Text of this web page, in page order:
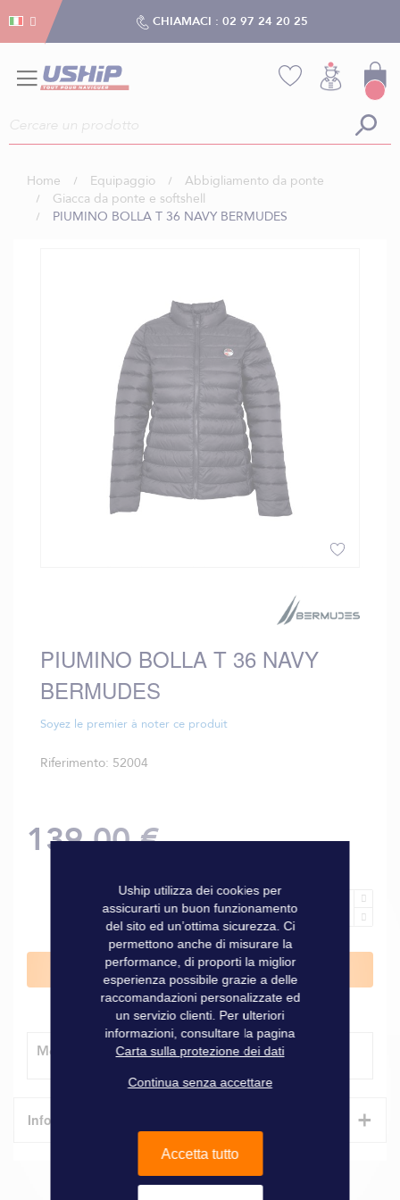
CHIAMACI : 02 97 24 20 25
Home Equipaggio
Abbigliamento da ponte
Giacca da ponte e softshell
PIUMINO BOLLA T 36 NAVY BERMUDES
di
immagini
PIUMINO BOLLA T 36 NAVY
BERMUDES
Soyez le premier à noter ce produit
Riferimento 52004
139,00 €
Aggiungi al Carrello
Modalità di consegna
Informazioni tecniche +
Caratteristiche
Gestion dei cookies
Uship utilizza dei cookies per
assicurarti un buon funzionamento
del sito ed un’ottima sicurezza. Ci
permettono anche di misurare la
performance, di proporti la miglior
esperienza possibile grazie a delle
raccomandazioni personalizzate ed
un servizio clienti. Per ulteriori
informazioni, consultare la pagina
Carta sulla protezione dei dati
Continua senza accettare
Accetta tutto
Gestion dei cookies